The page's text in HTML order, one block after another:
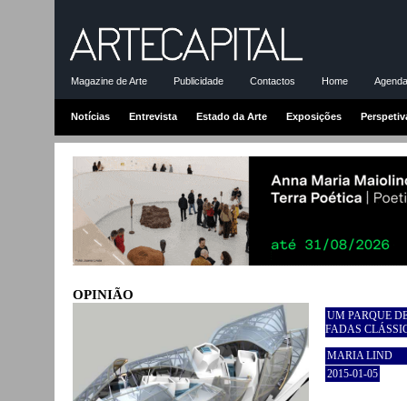
Magazine de Arte Publicidade Contactos Home
Notícias Entrevista Estado da Arte Exposições
OPINIÃO
UM PARQUE
FADAS
MARIA LIND
2015-01-05